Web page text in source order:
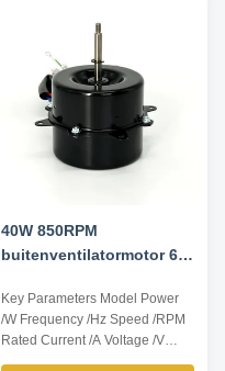
40W 850RPM
buitenventilatormotor 6P
Key Parameters Model Power
/W Frequency /Hz Speed /RPM
Rated Current /A Voltage /V
YDK95-40-6A2 40 60 850 0.50